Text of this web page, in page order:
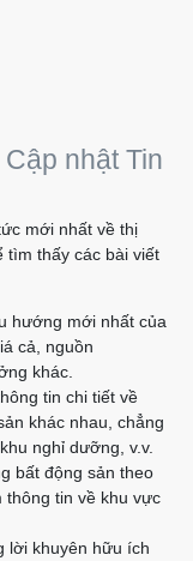
nhật Tin
mới nhất về thị
tìm thấy các bài viết
hướng mới nhất của
cả, nguồn
khác.
tin chi tiết về
khác nhau, chẳng
nghỉ dưỡng, v.v.
bất động sản theo
thông tin về khu vực
lời khuyên hữu ích